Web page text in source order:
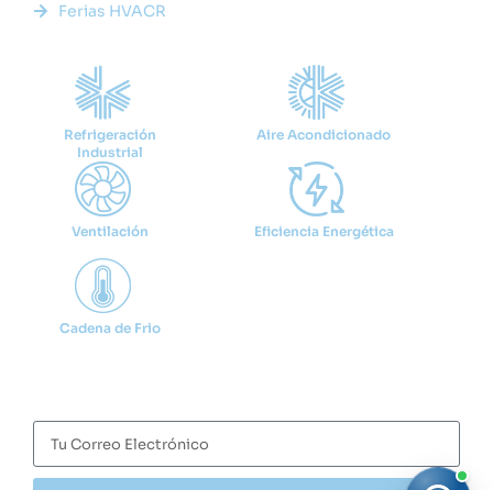
Ferias HVACR
Refrigeración
Industrial
Aire Acondicionado
Ventilación Eficiencia Energética
Cadena de Frio